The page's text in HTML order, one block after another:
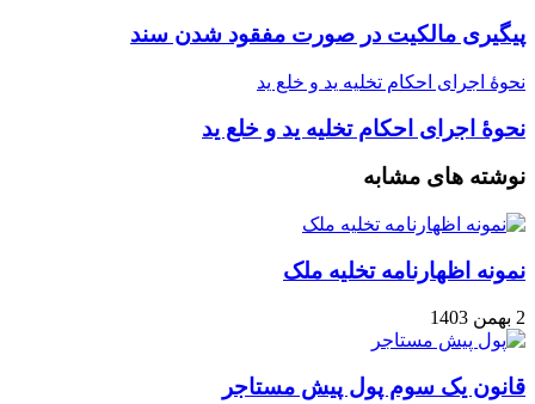
پیگیری مالکیت در صورت مفقود شدن سند
نحوۀ اجرای احکام تخلیه ید و خلع ید
نحوۀ اجرای احکام تخلیه ید و خلع ید
نوشته های مشابه
نمونه اظهارنامه تخلیه ملک
2 بهمن 1403
قانون یک سوم پول پیش مستاجر